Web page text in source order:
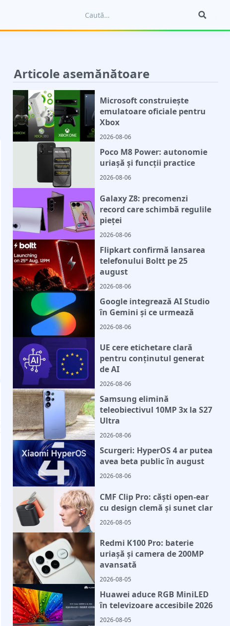
Articole asemănătoare
Microsoft construiește
emulatoare oficiale pentru
Xbox
2026-08-06
Poco M8 Power: autonomie
uriașă și funcții practice
2026-08-06
Galaxy Z8: precomenzi
record care schimbă regulile
pieței
2026-08-06
Flipkart confirmă lansarea
telefonului Boltt pe 25
august
2026-08-06
Google integrează AI Studio
în Gemini și ce urmează
2026-08-06
UE cere etichetare clară
pentru conținutul generat
de AI
2026-08-06
Samsung elimină
teleobiectivul 10MP 3x la S27
Ultra
2026-08-06
Scurgeri: HyperOS 4 ar putea
avea beta public în august
2026-08-06
CMF Clip Pro: căști open-ear
cu design clemă și sunet clar
2026-08-05
Redmi K100 Pro: baterie
uriașă și camera de 200MP
avansată
2026-08-05
Huawei aduce RGB MiniLED
în televizoare accesibile 2026
2026-08-05